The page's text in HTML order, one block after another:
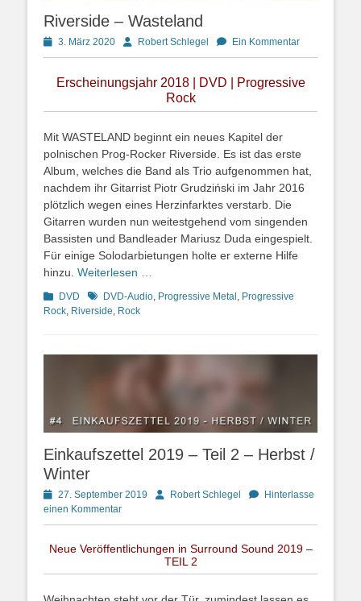
Riverside – Wasteland
Posted
on
3. März 2020 AutorRobert Schlegel Ein Kommentar
Erscheinungsjahr 2018 | DVD | Progressive
Rock
Mit WASTELAND beginnt ein neues Kapitel der
polnischen Prog-Rocker Riverside. Es ist das erste
Album, welches die Band als Trio aufgenommen hat,
nachdem ihr Gitarrist Piotr Grudziński im Jahr 2016
plötzlich wegen eines Herzinfarktes verstarb. Die
Gitarren wurden nun weitestgehend vom singenden
Bassisten und Bandleader Mariusz Duda eingespielt.
Für einige Solodarbietungen holte er externe Hilfe
hinzu. Weiterlesen …
Kategorien
DVD Schlagworte
DVD-Audio, Progressive Metal , Progressive
Rock, Riverside, Rock
Einkaufszettel 2019 – Teil 2 – Herbst /
Winter
Posted
on
27. September 2019 AutorRobert Schlegel
Hinterlasse
einen Kommentar
Neue Veröffentlichungen in Surround Sound 2019 –
TEIL 2